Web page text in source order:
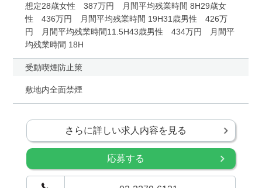
想定28歳女性 387万円 月間平均残業時間 8H29歳女
性 436万円 月間平均残業時間 19H31歳男性 426万
円 月間平均残業時間11.5H43歳男性 434万円 月間平
均残業時間 18H
受動喫煙防止策
敷地内全面禁煙
さらに詳しい求人内容を見る
応募する